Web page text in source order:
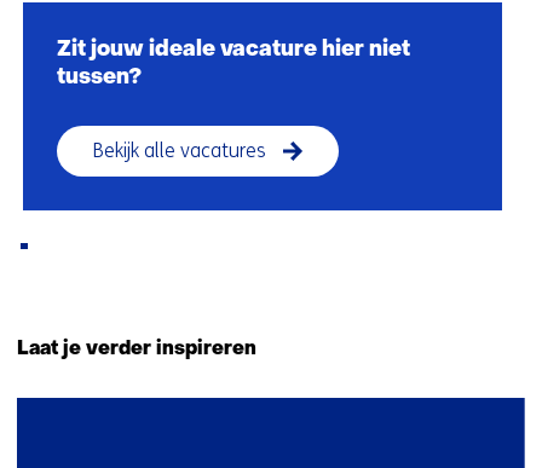
over
worden?
Kom
bij
Zit jouw ideale vacature hier niet
tussen?
Bekijk alle vacatures
(Ook
Laat je verder inspireren